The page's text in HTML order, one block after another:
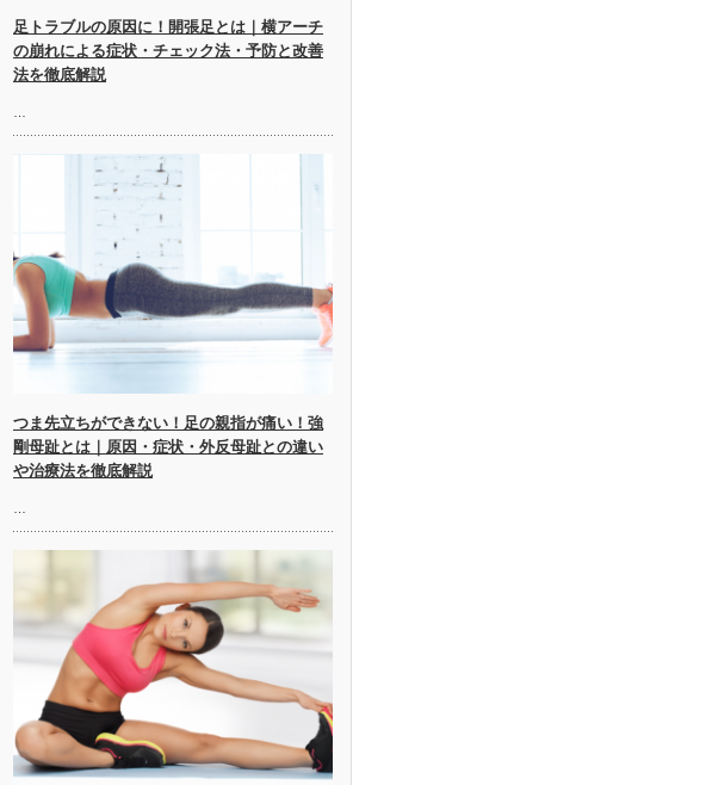
足トラブルの原因に！開張足とは｜横アーチ
の崩れによる症状・チェック法・予防と改善
法を徹底解説
つま先立ちができない！足の親指が痛い！強
剛母趾とは｜原因・症状・外反母趾との違い
や治療法を徹底解説